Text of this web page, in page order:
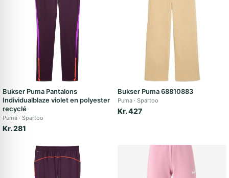
Bukser Puma Pantalons
Individualblaze violet en polyester
recyclé
Puma Spartoo
Kr. 281
Bukser Puma 68810883
Puma Spartoo
Kr. 427